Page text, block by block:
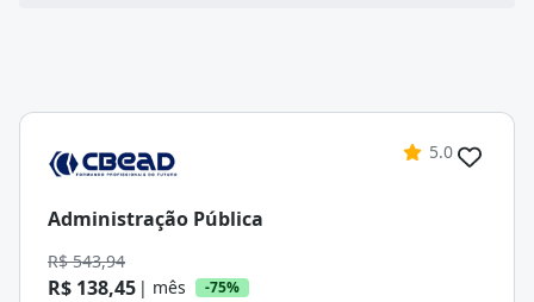
5.0
Administração Pública
R$ 543,94
R$ 138,45 | mês
-75%